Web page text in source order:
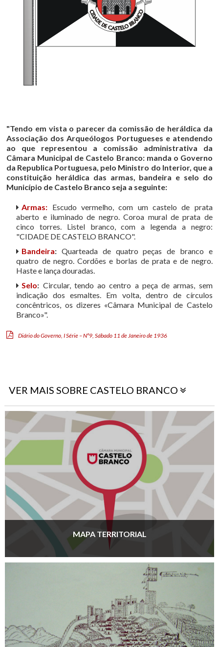
"Tendo em vista o parecer da comissão de heráldica da
Associação dos Arqueólogos Portugueses e atendendo
ao que representou a comissão administrativa da
Câmara Municipal de Castelo Branco: manda o Governo
da Republica Portuguesa, pelo Ministro do Interior, que a
constituição heráldica das armas, bandeira e selo do
Município de Castelo Branco seja a seguinte:
Armas: Escudo vermelho, com um castelo de prata
aberto e iluminado de negro. Coroa mural de prata de
cinco torres. Listel branco, com a legenda a negro:
"CIDADE DE CASTELO BRANCO".
Bandeira: Quarteada de quatro peças de branco e
quatro de negro. Cordões e borlas de prata e de negro.
Haste e lança douradas.
Selo: Circular, tendo ao centro a peça de armas, sem
indicação dos esmaltes. Em volta, dentro de círculos
concêntricos, os dizeres «Câmara Municipal de Castelo
Branco»".
Diário do Governo, I Série – Nº9, Sábado 11 de Janeiro de 1936
VER MAIS SOBRE CASTELO BRANCO
MAPA TERRITORIAL